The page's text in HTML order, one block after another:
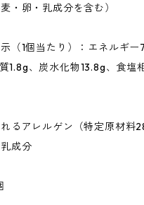
麦・卵・乳成分を含む）
（1個当たり）：エネルギ
1.8g、炭水化物13.8g、食塩
るアレルゲン（特定原材料
成分